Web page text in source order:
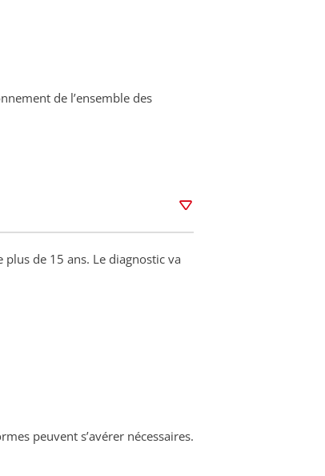
de l’ensemble des
de 15 ans. Le diagnostic va
peuvent s’avérer nécessaires.